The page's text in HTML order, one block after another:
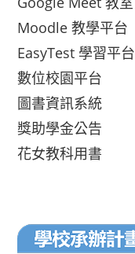
Moodle 教學平台
EasyTest 學習平台
數位校園平台
圖書資訊系統
獎助學金公告
花女教科用書